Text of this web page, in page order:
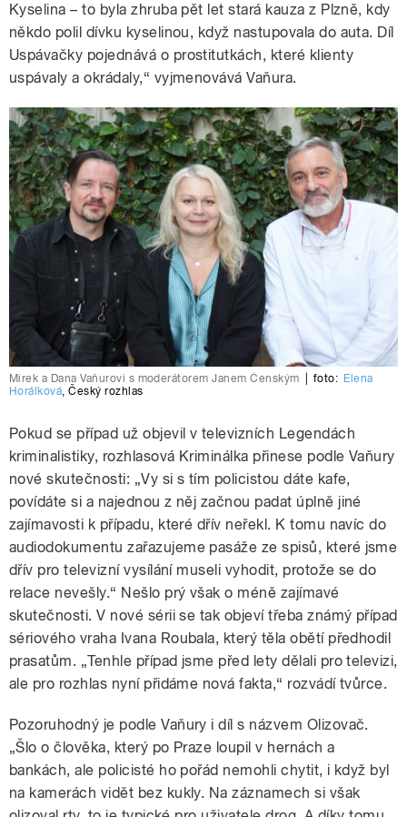
Kyselina – to byla zhruba pět let stará kauza z Plzně, kdy
někdo polil dívku kyselinou, když nastupovala do auta. Díl
Uspávačky pojednává o prostitutkách, které klienty
uspávaly a okrádaly,“ vyjmenovává Vaňura.
Mirek a Dana Vaňurovi s moderátorem Janem Čenským foto: Elena
Horálková,Český rozhlas
Pokud se případ už objevil v televizních Legendách
kriminalistiky, rozhlasová Kriminálka přinese podle Vaňury
nové skutečnosti: „Vy si s tím policistou dáte kafe,
povídáte si a najednou z něj začnou padat úplně jiné
zajímavosti k případu, které dřív neřekl. K tomu navíc do
audiodokumentu zařazujeme pasáže ze spisů, které jsme
dřív pro televizní vysílání museli vyhodit, protože se do
relace nevešly.“ Nešlo prý však o méně zajímavé
skutečnosti. V nové sérii se tak objeví třeba známý případ
sériového vraha Ivana Roubala, který těla obětí předhodil
prasatům. „Tenhle případ jsme před lety dělali pro televizi,
ale pro rozhlas nyní přidáme nová fakta,“ rozvádí tvůrce.
Pozoruhodný je podle Vaňury i díl s názvem Olizovač.
„Šlo o člověka, který po Praze loupil v hernách a
bankách, ale policisté ho pořád nemohli chytit, i když byl
na kamerách vidět bez kukly. Na záznamech si však